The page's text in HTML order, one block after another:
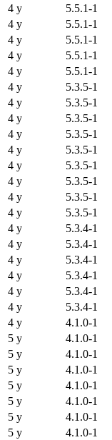
4 y
5.5.1-1
4 y
5.5.1-1
4 y
5.5.1-1
4 y
5.5.1-1
4 y
5.5.1-1
4 y
5.3.5-1
4 y
5.3.5-1
4 y
5.3.5-1
4 y
5.3.5-1
4 y
5.3.5-1
4 y
5.3.5-1
4 y
5.3.5-1
4 y
5.3.5-1
4 y
5.3.5-1
4 y
5.3.4-1
4 y
5.3.4-1
4 y
5.3.4-1
4 y
5.3.4-1
4 y
5.3.4-1
4 y
5.3.4-1
4 y
4.1.0-1
5 y
4.1.0-1
5 y
4.1.0-1
5 y
4.1.0-1
5 y
4.1.0-1
5 y
4.1.0-1
5 y
4.1.0-1
5 y
4.1.0-1